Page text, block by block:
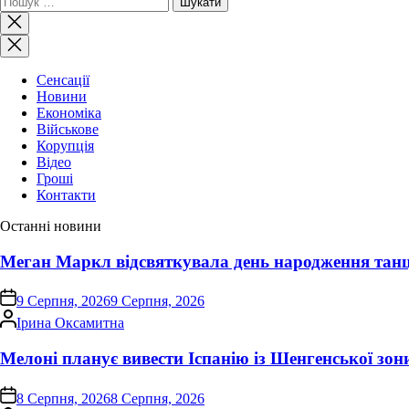
Закрити
пошук
Сенсації
Новини
Економіка
Військове
Корупція
Відео
Гроші
Контакти
Останні новини
Меган Маркл відсвяткувала день народження
on9 Серпня, 20269 Серпня, 2026
Опубліковано
Ірина Оксамитна
Мелоні планує вивести Іспанію із Шенгенської
on8 Серпня, 20268 Серпня, 2026